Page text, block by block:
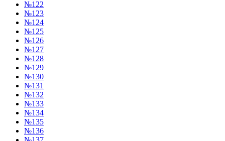
№122
№123
№124
№125
№126
№127
№128
№129
№130
№131
№132
№133
№134
№135
№136